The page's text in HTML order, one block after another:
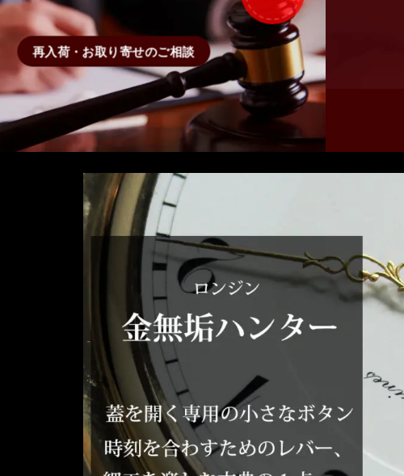
再入荷・お取り寄せのご相談